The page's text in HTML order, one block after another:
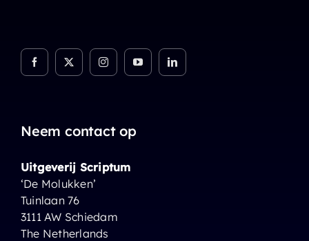
Neem contact op
Uitgeverij Scriptum
‘De Molukken’
Tuinlaan 76
3111 AW Schiedam
The Netherlands